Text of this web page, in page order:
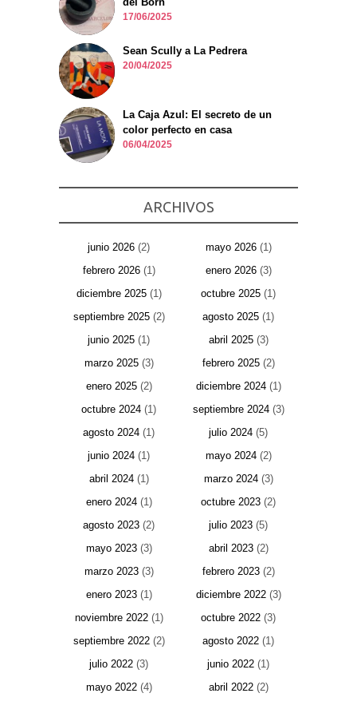
17/06/2025
Sean Scully a La Pedrera
20/04/2025
La Caja Azul: El secreto de un
color perfecto en casa
06/04/2025
ARCHIVOS
junio 2026 (2) mayo 2026(1)
febrero 2026(1) enero 2026(3)
diciembre 2025(1) octubre 2025 (1)
septiembre 2025(2) agosto 2025 (1)
junio 2025 (1) abril 2025(3)
marzo 2025(3) febrero 2025(2)
enero 2025(2) diciembre 2024(1)
octubre 2024 (1) septiembre 2024(3)
agosto 2024 (1) julio 2024 (5)
junio 2024 (1) mayo 2024(2)
abril 2024(1) marzo 2024(3)
enero 2024(1) octubre 2023 (2)
agosto 2023 (2) julio 2023 (5)
mayo 2023(3) abril 2023(2)
marzo 2023(3) febrero 2023(2)
enero 2023(1) diciembre 2022(3)
noviembre 2022(1) octubre 2022 (3)
septiembre 2022(2) agosto 2022 (1)
julio 2022 (3) junio 2022 (1)
mayo 2022(4) abril 2022(2)